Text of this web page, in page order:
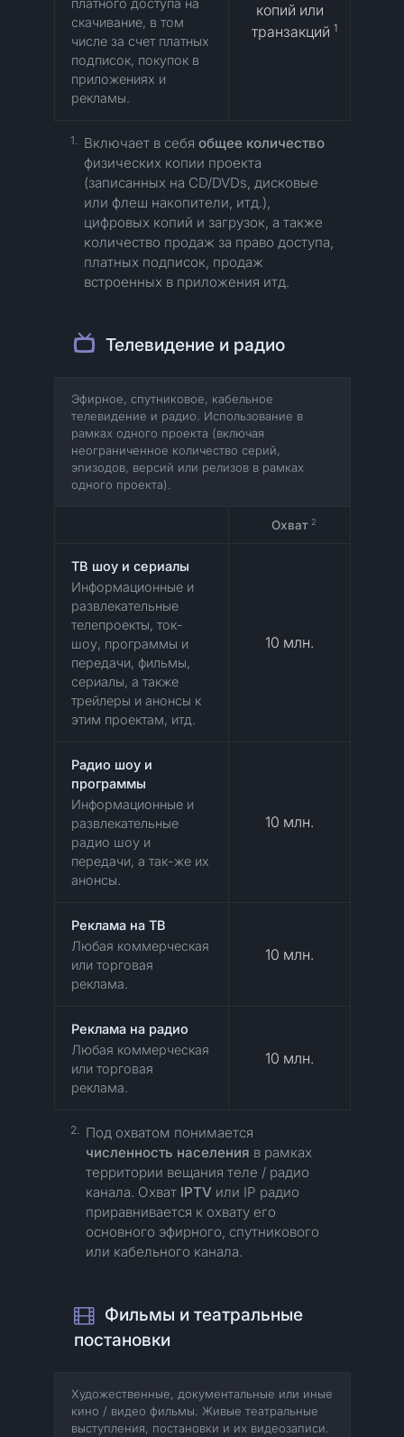
платного доступа на
скачивание, в том
числе за счет платных
подписок, покупок в
приложениях и
рекламы.
копий или
транзакций1
1. Включает в себя общее количество
физических копии проекта
(записанных на CD/DVDs, дисковые
или флеш накопители, итд.),
цифровых копий и загрузок, а также
количество продаж за право доступа,
платных подписок, продаж
встроенных в приложения итд.
Телевидение и радио
Эфирное, спутниковое, кабельное
телевидение и радио. Использование в
рамках одного проекта (включая
неограниченное количество серий,
эпизодов, версий или релизов в рамках
одного проекта).
Охват 2
ТВ шоу и сериалы
Информационные и
развлекательные
телепроекты, ток-
шоу, программы и
передачи, фильмы,
сериалы, а также
трейлеры и анонсы к
этим проектам, итд.
10 млн.
Радио шоу и
программы
Информационные и
развлекательные
радио шоу и
передачи, а так-же их
анонсы.
10 млн.
Реклама на ТВ
Любая коммерческая
или торговая
реклама.
10 млн.
Реклама на радио
Любая коммерческая
или торговая
реклама.
10 млн.
2. Под охватом понимается
численность населения в рамках
территории вещания теле / радио
канала. Охват IPTV или IP радио
приравнивается к охвату его
основного эфирного, спутникового
или кабельного канала.
Фильмы и театральные
постановки
Художественные, документальные или иные
кино / видео фильмы. Живые театральные
выступления, постановки и их видеозаписи.